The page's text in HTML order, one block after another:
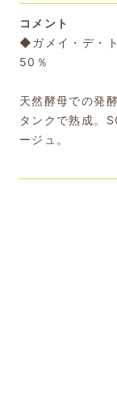
コメント
◆ガメイ・デ・
50％
天然酵母での発
タンクで熟成。
ージュ。